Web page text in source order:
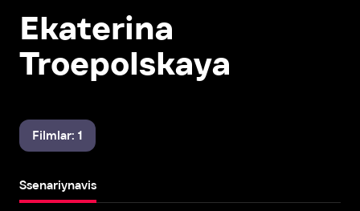
Ekaterina
Troepolskaya
Filmlar: 1
Ssenariynavis